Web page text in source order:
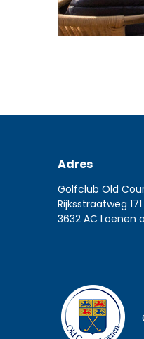
Adres
Golfclub Old
Rijksstraatweg 171
3632 AC Loenen